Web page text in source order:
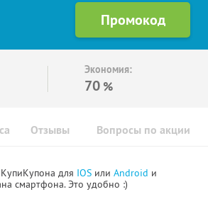
Экономия:
70 %
Отзывы Вопросы по акции
для IOS или Android и
смартфона. Это удобно :)